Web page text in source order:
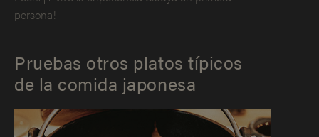
persona!
Pruebas otros platos típicos
de la comida japonesa